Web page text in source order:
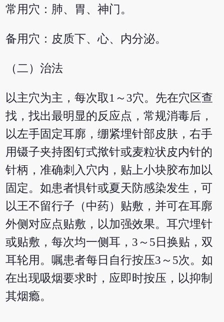
常用穴：肺、胃、神门。
备用穴：皮质下、心、内分泌。
（二）治法
以主穴为主，每次取1～3穴。先在穴区查
找，找出最明显的反应点，常规消毒后，
以左手固定耳廓，绷紧埋针部皮肤，右手
用镊子夹持图钉式揿针或麦粒状皮内针的
针柄，准确刺入穴内，贴上小块胶布加以
固定。如患者惧针或夏天防感染发生，可
以王不留行子（中药）贴敷，并可在耳廓
外侧对应点贴敷，以加强效果。耳穴埋针
或贴敷，每次均一侧耳，3～5日换贴，双
耳轮用。嘱患者每日自行按压3～5次。如
在出现吸烟要求时，应即时按压，以抑制
其烟瘾。